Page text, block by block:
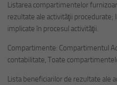
Listarea compartimentelor
rezultate ale activitãţii
implicate în procesul activitãţii.
Compartimente: Compartimentul
contabilitate, Toate
Lista beneficiarilor de rezultate ale